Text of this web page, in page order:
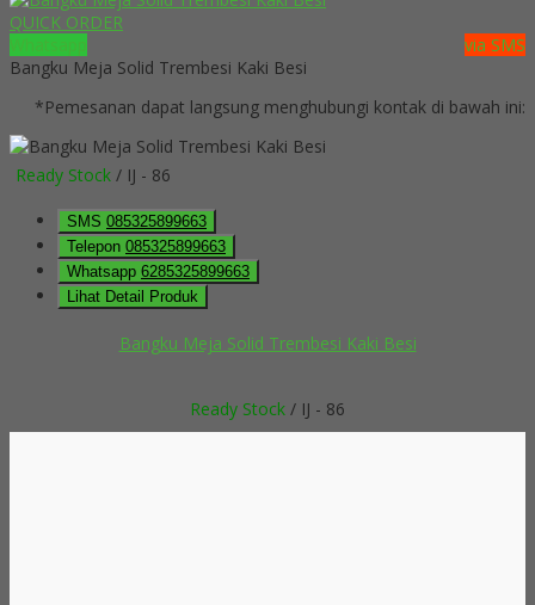
QUICK ORDER
via SMS
Bangku Meja Solid Trembesi Kaki Besi
*Pemesanan dapat langsung menghubungi kontak di bawah ini:
Ready Stock / IJ - 86
SMS 085325899663
Telepon 085325899663
Whatsapp 6285325899663
Lihat Detail Produk
Bangku Meja Solid Trembesi Kaki Besi
Ready Stock / IJ - 86